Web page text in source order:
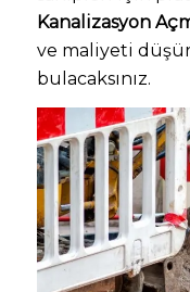
Kanalizasyon
ve maliyeti
bulacaksınız.